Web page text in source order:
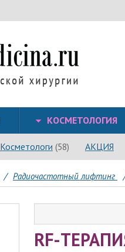
КОСМЕТОЛОГИЯ
Косметологи (58) АКЦИЯ
/ Радиочастотный лифтинг
RF-